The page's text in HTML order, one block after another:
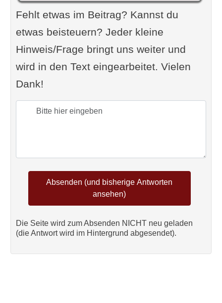
Fehlt etwas im Beitrag? Kannst du
etwas beisteuern? Jeder kleine
Hinweis/Frage bringt uns weiter und
wird in den Text eingearbeitet. Vielen
Dank!
Die Seite wird zum Absenden NICHT neu geladen
(die Antwort wird im Hintergrund abgesendet).